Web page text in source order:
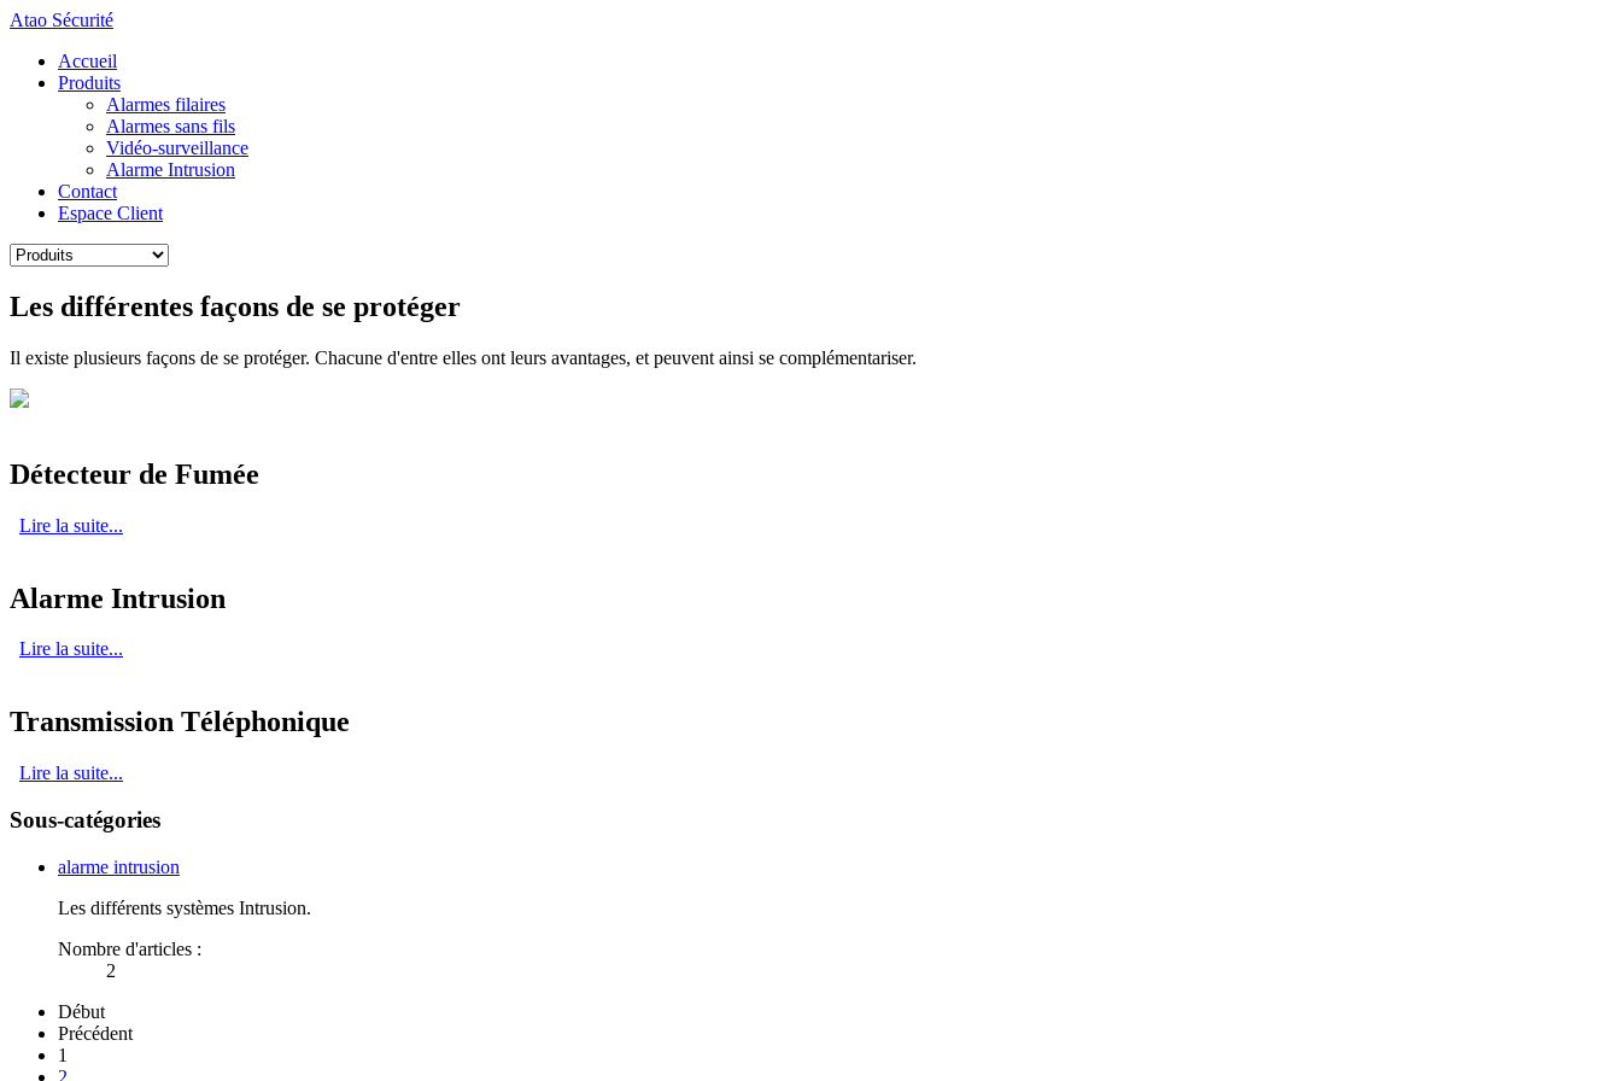
Atao Sécurité
Accueil
Produits
Alarmes filaires
Alarmes sans fils
Vidéo-surveillance
Alarme Intrusion
Contact
Espace Client
Les différentes façons de se protéger
Il existe plusieurs façons de se protéger. Chacune d'entre elles ont leurs avantages, et peuvent ainsi se complémentariser.
Détecteur de Fumée
Lire la suite...
Alarme Intrusion
Lire la suite...
Transmission Téléphonique
Lire la suite...
Sous-catégories
alarme intrusion
Les différents systèmes Intrusion.
Nombre d'articles :
2
Début
Précédent
1
2